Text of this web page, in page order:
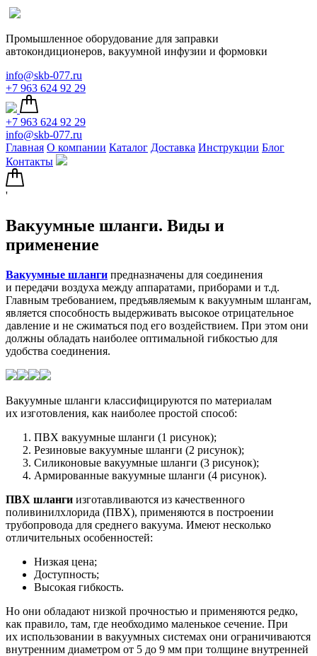
Промышленное оборудование для заправки
автокондиционеров, вакуумной инфузии и формовки
info@skb-077.ru
+7 963 624 92 29
+7 963 624 92 29
info@skb-077.ru
Главная О компании Каталог Доставка Инструкции Блог
Контакты
'
Вакуумные шланги. Виды и
применение
Вакуумные шланги предназначены для соединения
и передачи воздуха между аппаратами, приборами и т.д.
Главным требованием, предъявляемым к вакуумным шлангам,
является способность выдерживать высокое отрицательное
давление и не сжиматься под его воздействием. При этом они
должны обладать наиболее оптимальной гибкостью для
удобства соединения.
Вакуумные шланги классифицируются по материалам
их изготовления, как наиболее простой способ:
ПВХ вакуумные шланги (1 рисунок);
Резиновые вакуумные шланги (2 рисунок);
Силиконовые вакуумные шланги (3 рисунок);
Армированные вакуумные шланги (4 рисунок).
ПВХ шланги изготавливаются из качественного
поливинилхлорида (ПВХ), применяются в построении
трубопровода для среднего вакуума. Имеют несколько
отличительных особенностей:
Низкая цена;
Доступность;
Высокая гибкость.
Но они обладают низкой прочностью и применяются редко,
как правило, там, где необходимо маленькое сечение. При
их использовании в вакуумных системах они ограничиваются
внутренним диаметром от 5 до 9 мм при толщине внутренней